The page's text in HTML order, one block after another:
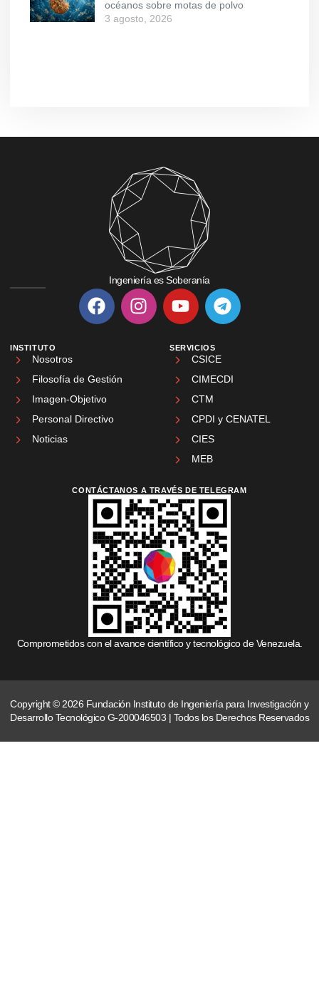
océanos sobre motas de polvo
3 agosto, 2026
Ingeniería es Soberanía
INSTITUTO
Nosotros
Filosofía de Gestión
Imagen-Objetivo
Personal Directivo
Noticias
SERVICIOS
CSICE
CIMECDI
CTM
CPDI y CENATEL
CIES
MEB
CONTÁCTANOS A TRAVÉS DE TELEGRAM
Comprometidos con el avance científico y tecnológico de Venezuela.
Copyright © 2026 Fundación Instituto de Ingeniería para Investigación y
Desarrollo Tecnológico G-200046503 | Todos los Derechos Reservados